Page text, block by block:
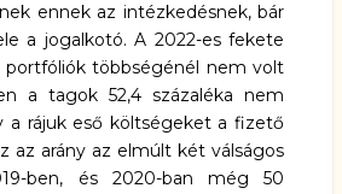
ennek az intézkedésnek, bár
a jogalkotó. A 2022-es fekete
portfóliók többségénél nem volt
a tagok 52,4 százaléka nem
a rájuk eső költségeket a fizető
az arány az elmúlt két válságos
ben, és 2020-ban még 50